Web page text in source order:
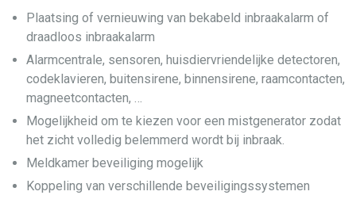
Plaatsing of vernieuwing van bekabeld inbraakalarm of
draadloos inbraakalarm
Alarmcentrale, sensoren, huisdiervriendelijke detectoren,
codeklavieren, buitensirene, binnensirene, raamcontacten,
magneetcontacten, …
Mogelijkheid om te kiezen voor een mistgenerator zodat
het zicht volledig belemmerd wordt bij inbraak.
Meldkamer beveiliging mogelijk
Koppeling van verschillende beveiligingssystemen